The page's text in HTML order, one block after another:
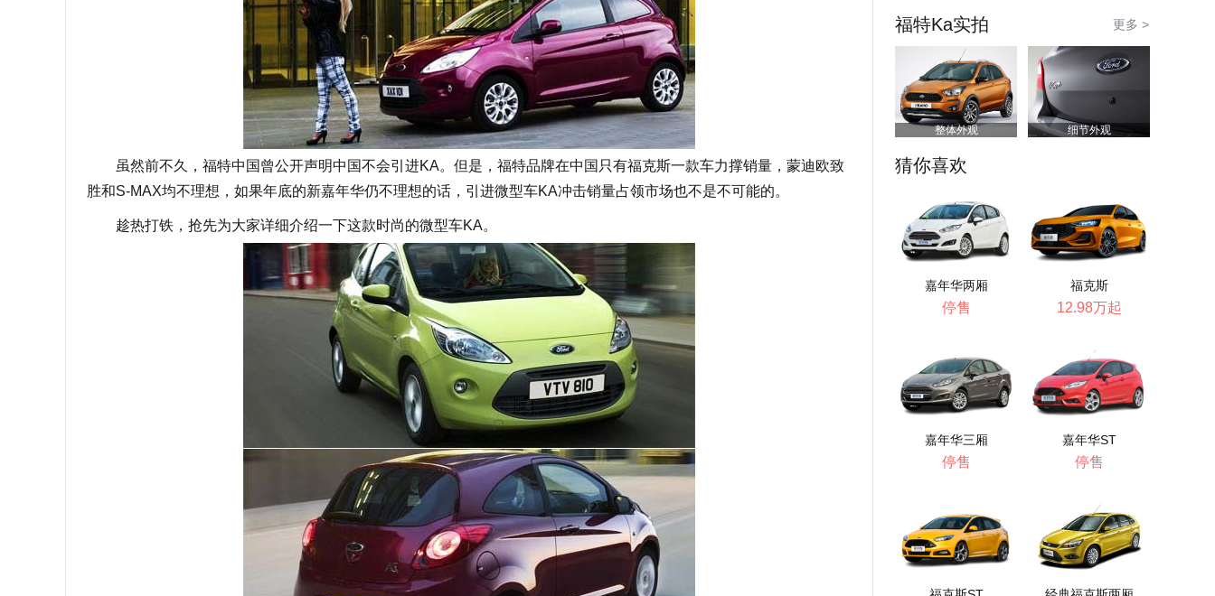
虽然前不久，福特中国曾公开声明中国不会引进KA。但是，福特品牌在中国只有福克斯一款车力撑销量，蒙迪欧致
胜和S-MAX均不理想，如果年底的新嘉年华仍不理想的话，引进微型车KA冲击销量占领市场也不是不可能的。
趁热打铁，抢先为大家详细介绍一下这款时尚的微型车KA。
福特Ka实拍 更多 >
整体外观 细节外观
猜你喜欢
嘉年华两厢
停售
福克斯
12.98万起
嘉年华三厢
停售
嘉年华ST
停售